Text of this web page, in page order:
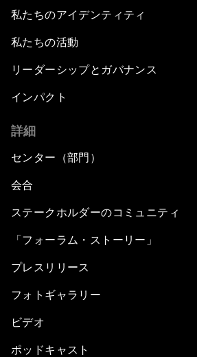
私たちのアイデンティティ
私たちの活動
リーダーシップとガバナンス
インパクト
詳細
センター（部門）
会合
ステークホルダーのコミュニティ
「フォーラム・ストーリー」
プレスリリース
フォトギャラリー
ビデオ
ポッドキャスト